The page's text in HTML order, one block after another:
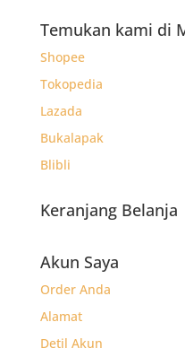
Rp11.900.
Temukan kami di
Shopee
Tokopedia
Lazada
Bukalapak
Blibli
Keranjang Belanja
Akun Saya
Order Anda
Alamat
Detil Akun